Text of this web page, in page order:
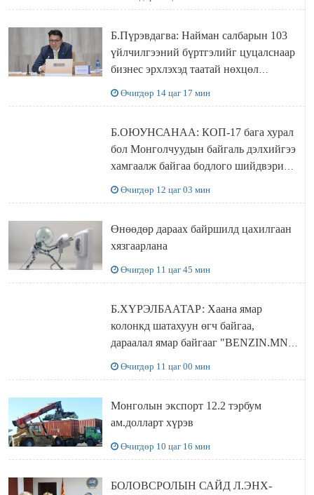
Б.Пүрэвдагва: Найман салбарын 103
үйлчилгээний бүртгэлийг цуцалснаар
бизнес эрхлэхэд таатай нөхцөл
Өчигдөр 14 цаг 17 мин
Б.ОЮУНСАНАА: КОП-17 бага хурал
бол Монголчуудын байгаль дэлхийгээ
хамгаалж байгаа бодлого шийдвэрийг
Өчигдөр 12 цаг 03 мин
Өнөөдөр дараах байршилд цахилгаан
хязгаарлана
Өчигдөр 11 цаг 45 мин
Б.ХҮРЭЛБААТАР: Хаана ямар
колонкд шатахуун өгч байгаа,
дараалал ямар байгааг "BENZIN.MN”
Өчигдөр 11 цаг 00 мин
Монголын экспорт 12.2 тэрбум
ам.долларт хүрэв
Өчигдөр 10 цаг 16 мин
БОЛОВСРОЛЫН САЙД Л.ЭНХ-